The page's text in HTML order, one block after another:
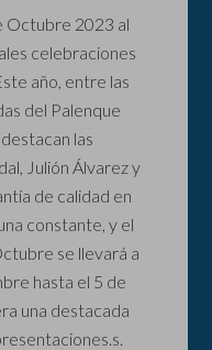
Octubre 2023 al
celebraciones
año, entre las
del Palenque
las
Julión Álvarez y
de calidad en
constante, y el
se llevará a
hasta el 5 de
una destacada